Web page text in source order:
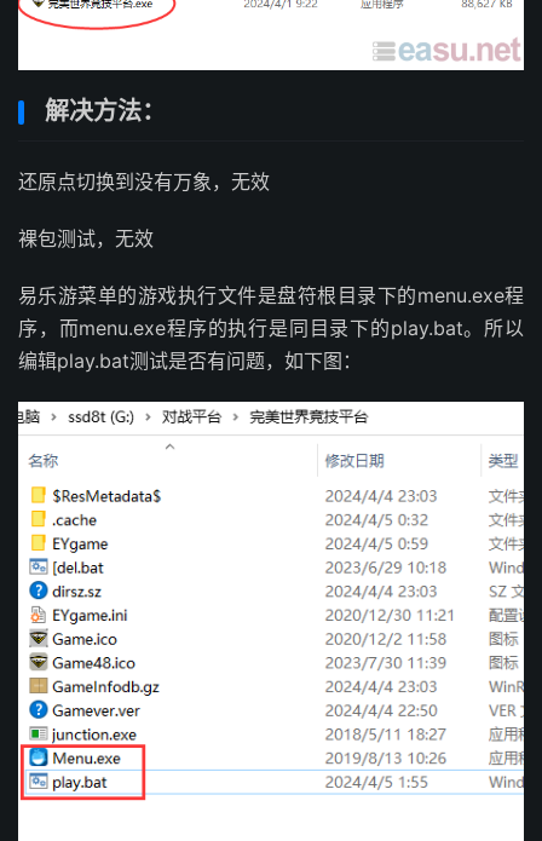
解决方法：
还原点切换到没有万象，无效
裸包测试，无效
易乐游菜单的游戏执行文件是盘符根目录下的menu.exe程
序，而menu.exe程序的执行是同目录下的play.bat。所以
编辑play.bat测试是否有问题，如下图：